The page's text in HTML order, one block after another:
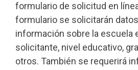
formulario de solicitud en
formulario se solicitarán
información sobre la escuela
solicitante, nivel educativo,
otros. También se requerirá